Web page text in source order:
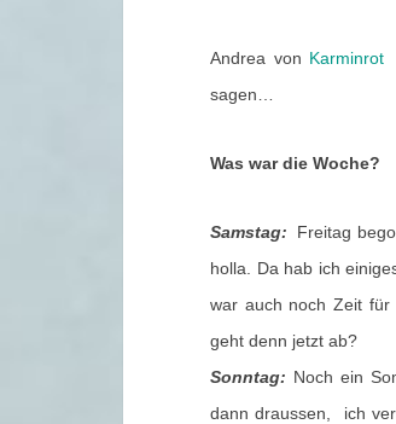
Andrea von Karminrot
sagen…
Was war die Woche?
Samstag:
Freitag
holla. Da hab ich
war auch noch Zeit für
geht denn jetzt ab?
Sonntag: Noch ein
dann draussen, ich